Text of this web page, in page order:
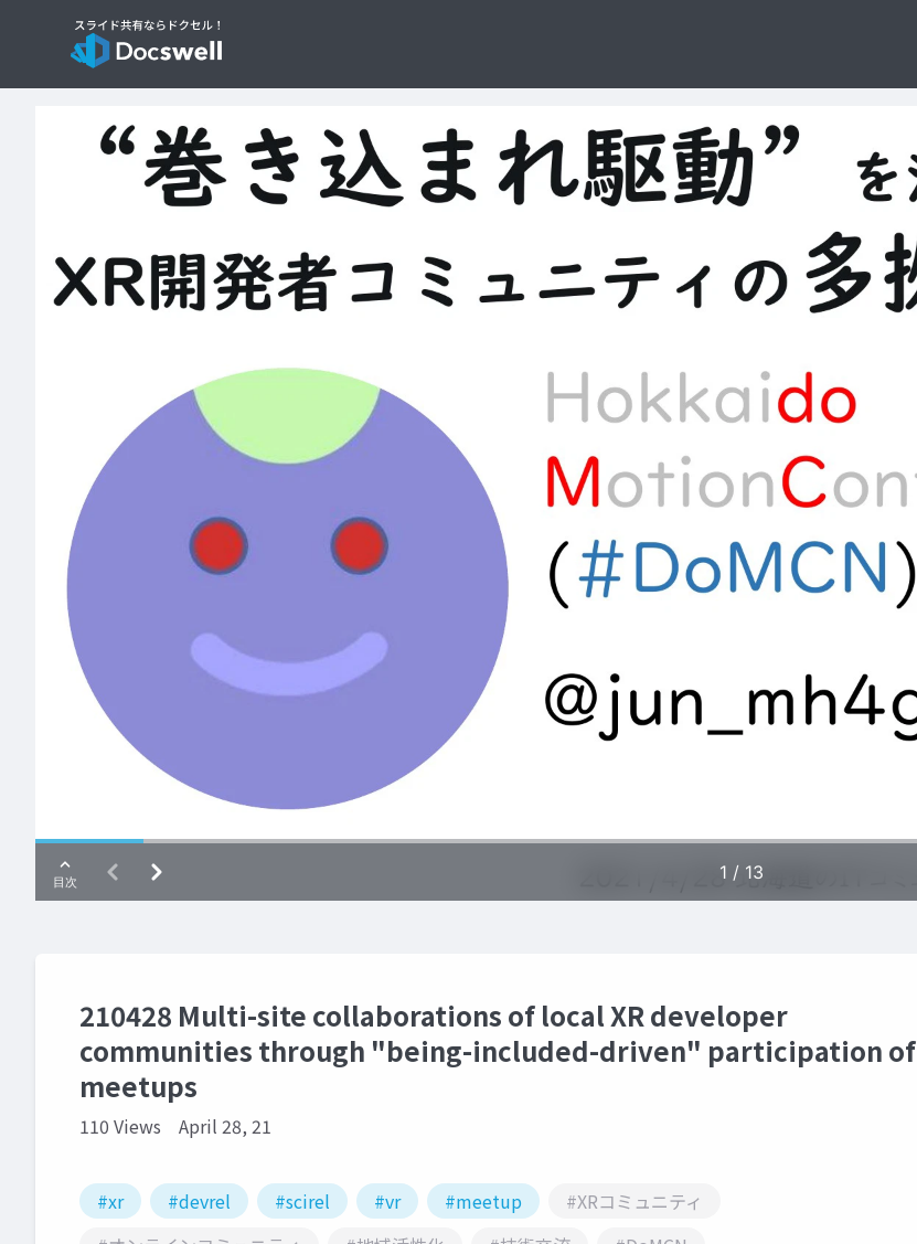
210428 Multi-site collaborations of local XR developer
communities through "being-included-driven" participation of
meetups
110 Views April 28, 21
#xr #devrel #scirel #vr #meetup
#XRコミュニティ